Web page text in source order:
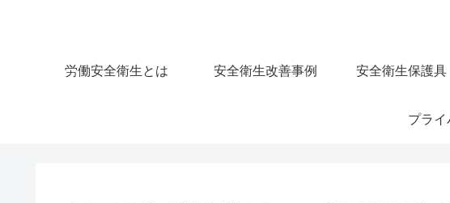
労働安全衛生とは 安全衛生改善事例 安全衛生保護具
プライ